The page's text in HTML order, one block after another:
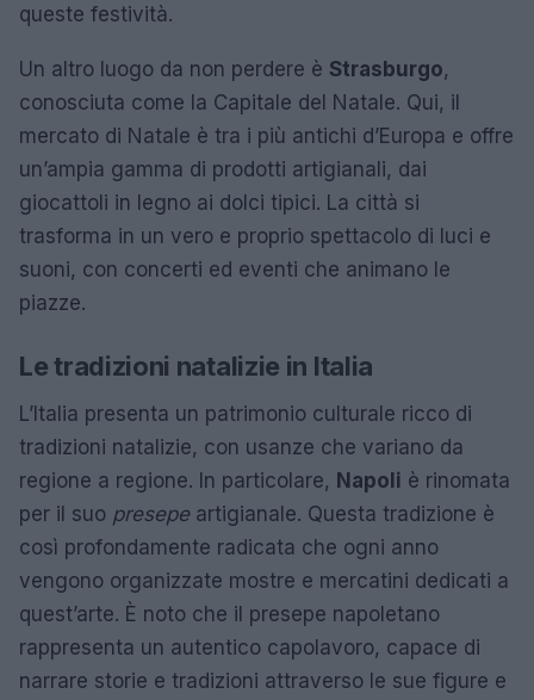
queste festività.
Un altro luogo da non perdere è Strasburgo,
conosciuta come la Capitale del Natale. Qui, il
mercato di Natale è tra i più antichi d’Europa e offre
un’ampia gamma di prodotti artigianali, dai
giocattoli in legno ai dolci tipici. La città si
trasforma in un vero e proprio spettacolo di luci e
suoni, con concerti ed eventi che animano le
piazze.
Le tradizioni natalizie in Italia
L’Italia presenta un patrimonio culturale ricco di
tradizioni natalizie, con usanze che variano da
regione a regione. In particolare, Napoli è rinomata
per il suo presepeartigianale. Questa tradizione è
così profondamente radicata che ogni anno
vengono organizzate mostre e mercatini dedicati a
quest’arte. È noto che il presepe napoletano
rappresenta un autentico capolavoro, capace di
narrare storie e tradizioni attraverso le sue figure e